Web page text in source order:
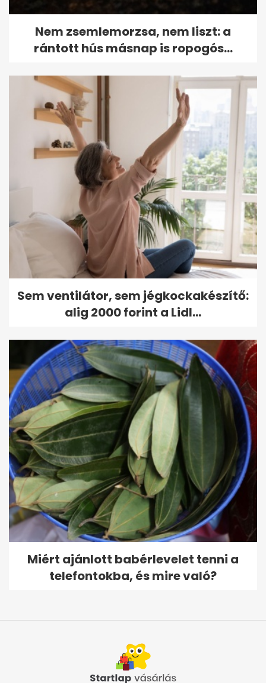
Nem zsemlemorzsa, nem liszt: a
rántott hús másnap is ropogós...
Sem ventilátor, sem jégkockakészítő:
alig 2000 forint a Lidl...
Miért ajánlott babérlevelet tenni a
telefontokba, és mire való?